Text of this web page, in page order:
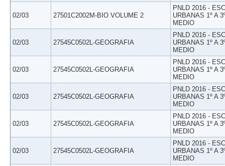
02/03 27501C2002M-BIO VOLUME 2
PNLD 2016 -
URBANAS 1º A
MEDIO
02/03 27545C0502L-GEOGRAFIA
PNLD 2016 -
URBANAS 1º A
MEDIO
02/03 27545C0502L-GEOGRAFIA
PNLD 2016 -
URBANAS 1º A
MEDIO
02/03 27545C0502L-GEOGRAFIA
PNLD 2016 -
URBANAS 1º A
MEDIO
02/03 27545C0502L-GEOGRAFIA
PNLD 2016 -
URBANAS 1º A
MEDIO
02/03 27545C0502L-GEOGRAFIA
PNLD 2016 -
URBANAS 1º A
MEDIO